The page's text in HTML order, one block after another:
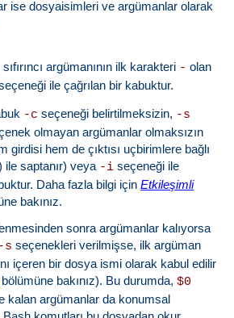
ise dosyaisimleri ve argümanlar olarak
argümanının ilk karakteri - olan
ile çağrılan bir kabuktur.
-c seçeneği belirtilmeksizin, -s
olmayan argümanlar olmaksızın
girdisi hem de çıktısı uçbirimlere bağlı
ile saptanır) veya -i seçeneği ile
Daha fazla bilgi içinEtkileşimli
bakınız.
sonra argümanlar kalıyorsa
-s seçenekleri verilmişse, ilk argüman
içeren bir dosya ismi olarak kabul edilir
bakınız). Bu durumda,$0
kalan argümanlar da konumsal